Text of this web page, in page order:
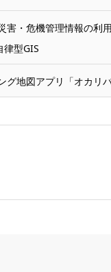
害・危機管理情報の利
律型GIS
グ地図アプリ「オカリバ